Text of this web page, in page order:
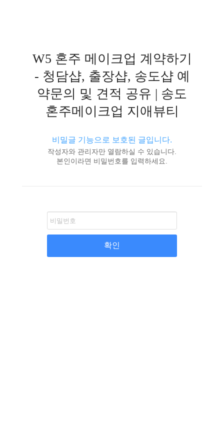
W5 혼주 메이크업 계약하기
- 청담샵, 출장샵, 송도샵 예
약문의 및 견적 공유 | 송도
혼주메이크업 지애뷰티
비밀글 기능으로 보호된 글입니다.
작성자와 관리자만 열람하실 수 있습니다.
본인이라면 비밀번호를 입력하세요.